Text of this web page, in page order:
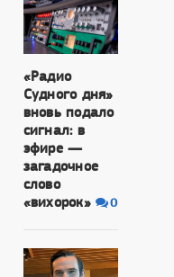
«Радио
Судного дня»
вновь подало
сигнал: в
эфире —
загадочное
слово
«вихорок»
0